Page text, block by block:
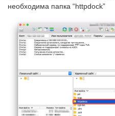
необходима папка “httpdock”